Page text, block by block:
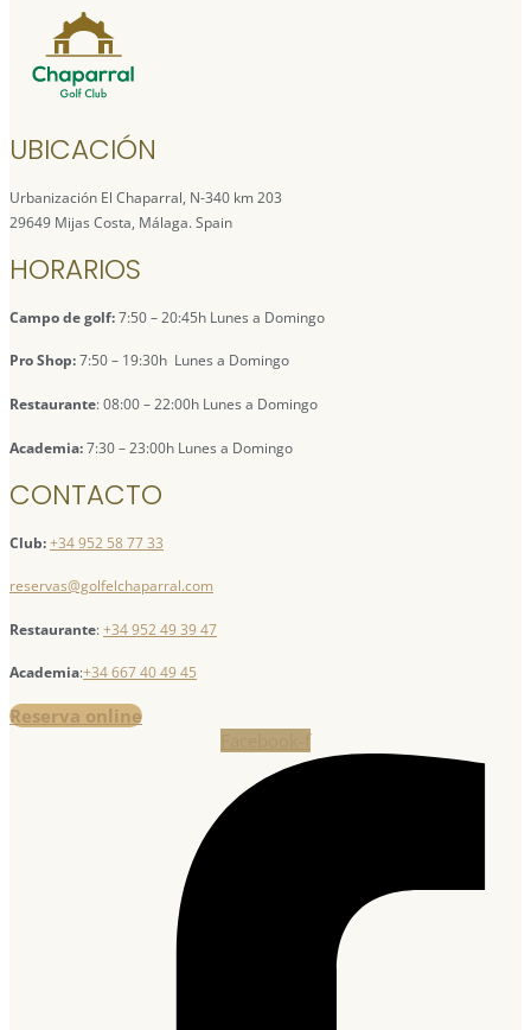
UBICACIÓN
Urbanización El Chaparral, N-340 km 203
29649 Mijas Costa, Málaga. Spain
HORARIOS
Campo de golf:7:50 – 20:45h Lunes a Domingo
Pro Shop:7:50 – 19:30h Lunes a Domingo
Restaurante: 08:00 – 22:00h Lunes a Domingo
Academia:7:30 – 23:00h Lunes a Domingo
CONTACTO
Club:+34 952 58 77 33
reservas@golfelchaparral.com
Restaurante:+34 952 49 39 47
Academia:+34 667 40 49 45
Reserva online